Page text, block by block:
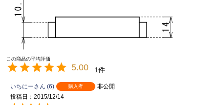
5.00 1
いちにー 6 購入者
非公開
投稿日
2015/12/14